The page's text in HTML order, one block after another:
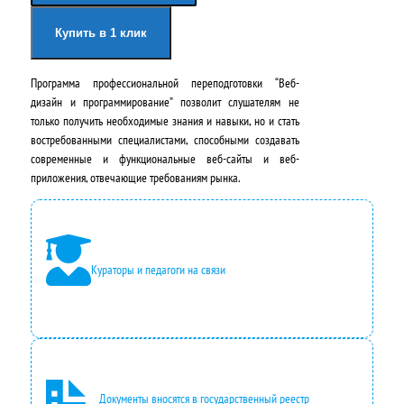
ч
а
л
ь
н
а
я
ц
е
н
а
с
я
ц
е
н
а
:
2
0
0
Купить в 1 клик
Программа профессиональной переподготовки “Веб-
дизайн и программирование” позволит слушателям не
только получить необходимые знания и навыки, но и стать
востребованными специалистами, способными создавать
современные и функциональные веб-сайты и веб-
приложения, отвечающие требованиям рынка.
Кураторы и педагоги на связи
Документы вносятся в государственный реестр